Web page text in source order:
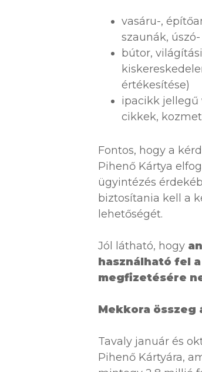
vasáru-,
szaunák,
bútor,
értékesítése)
ipacikk jellegű
cikkek,
Fontos, hogy a
Pihenő Kártya
ügyintézés
biztosítania kell a
lehetőségét.
Jól látható, hogy
használható fel
megfizetésére
Mekkora összeg
Tavaly január és
Pihenő Kártyára,